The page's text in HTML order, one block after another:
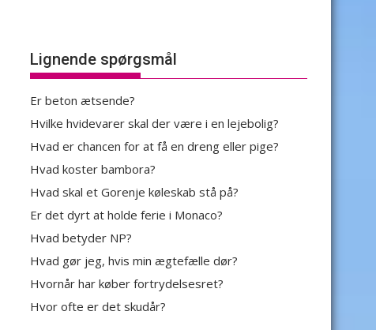
Lignende spørgsmål
Er beton ætsende?
Hvilke hvidevarer skal der være i en lejebolig?
Hvad er chancen for at få en dreng eller pige?
Hvad koster bambora?
Hvad skal et Gorenje køleskab stå på?
Er det dyrt at holde ferie i Monaco?
Hvad betyder NP?
Hvad gør jeg, hvis min ægtefælle dør?
Hvornår har køber fortrydelsesret?
Hvor ofte er det skudår?